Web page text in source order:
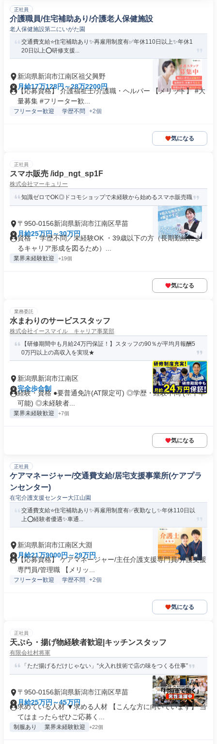
正社員
介護職員/住宅補助あり/介護老人保健施設
老人保健施設第二にいがた園
交通費支給⭐️住宅補助あり✨再雇用制度有✅️年休110日以上✨年休1
20日以上⭕️研修支援...
新潟県新潟市江南区祖父興野
月給17万128円～28万2200円
【応募資格】 介護福祉士/介護職・ヘルパー 【メリット】 #大
量募集 #フリーター歓...
フリーター歓迎 学歴不問 +2個
気になる
正社員
スマホ販売 /idp_ngt_sp1F
株式会社マーキュリー
知識ゼロでOK◎ドコモショップで未経験から始めるスマホ販売職
〒950-0156新潟県新潟市江南区早苗
月給25万円～30万円
資格 ・学歴不問／未経験OK ・39歳以下の方（長期勤続によ
るキャリア形成を図るため）...
業界未経験歓迎 +19個
気になる
業務委託
水まわりのサービススタッフ
株式会社イースマイル キャリア事業部
【研修期間中も月給24万円保証！】スタッフの90％が平均月報酬5
0万円以上の高収入を実現★
新潟県新潟市江南区
完全歩合制
経験・資格 ●要普通免許(AT限定可) ◎学歴・経験不問 (※中卒
可能) ◎未経験者...
業界未経験歓迎 +7個
気になる
正社員
ケアマネージャー/交通費支給/居宅支援事業所(ケアプラ
ンセンター)
在宅介護支援センター大江山園
交通費支給⭐️住宅補助あり✨再雇用制度有✅️夜勤なし✨年休110日以
上⭕️経験者優遇✨車通...
新潟県新潟市江南区大淵
月給21万9000円～29万円
【応募資格】 ケアマネージャー/主任介護支援専門員/介護支援
専門員/管理職 【メリッ...
フリーター歓迎 学歴不問 +2個
気になる
正社員
天ぷら・揚げ物経験者歓迎|キッチンスタッフ
有限会社村将軍
「ただ揚げるだけじゃない」“火入れ技術で店の味をつくる仕事”
〒950-0156新潟県新潟市江南区早苗
月給25万円～45万円
求めている人材 ▼求める人材 【こんな方に向いています】 当
てはまったらぜひご応募く...
制服あり 業界未経験歓迎 +22個